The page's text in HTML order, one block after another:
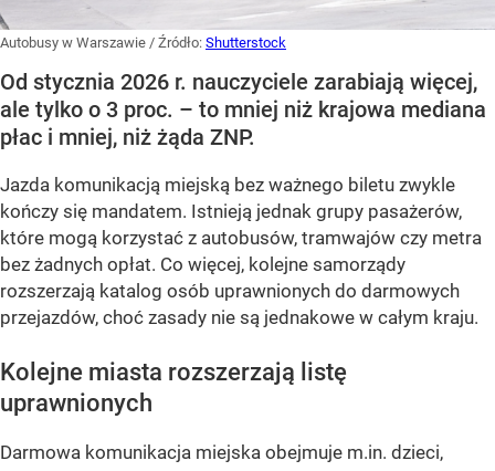
Autobusy w Warszawie / Źródło: Shutterstock
Od stycznia 2026 r. nauczyciele zarabiają więcej,
ale tylko o 3 proc. – to mniej niż krajowa mediana
płac i mniej, niż żąda ZNP.
Jazda komunikacją miejską bez ważnego biletu zwykle
kończy się mandatem. Istnieją jednak grupy pasażerów,
które mogą korzystać z autobusów, tramwajów czy metra
bez żadnych opłat. Co więcej, kolejne samorządy
rozszerzają katalog osób uprawnionych do darmowych
przejazdów, choć zasady nie są jednakowe w całym kraju.
Kolejne miasta rozszerzają listę
uprawnionych
Darmowa komunikacja miejska obejmuje m.in. dzieci,